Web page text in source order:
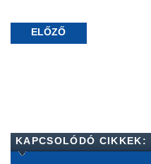
ELŐZŐ
KAPCSOLÓDÓ CIKKEK: